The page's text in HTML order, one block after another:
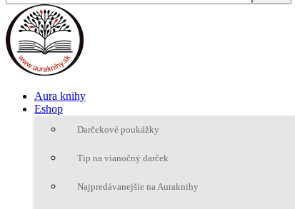
Aura knihy
Eshop
Darčekové poukážky
Tip na vianočný darček
Najpredávanejšie na Auraknihy